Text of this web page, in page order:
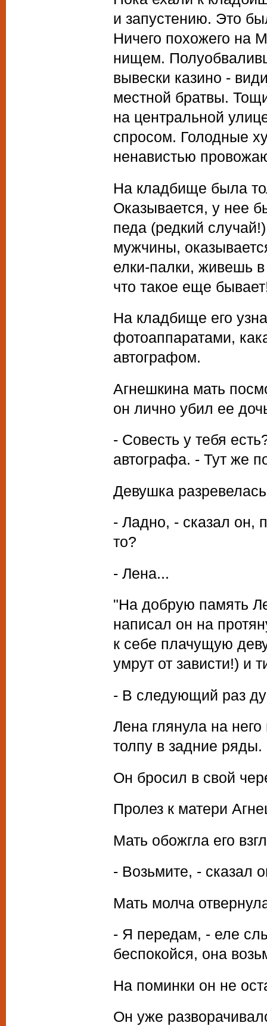
и запустению. Это
Ничего похожего на
нищем.
вывески казино -
местной братвы.
на центральной
спросом. Голодные
ненавистью
На кладбище была
Оказывается, у нее
педа (редкий
мужчины,
елки-палки, живешь
что такое еще
На кладбище его
фотоаппаратами,
автографом.
Агнешкина мать
он лично убил ее
- Совесть у тебя
автографа. - Тут же
Девушка
- Ладно, - сказал он,
то?
- Лена...
"На добрую память
написал он на
к себе плачущую
умрут от зависти!) и
- В следующий раз
Лена глянула на
толпу в задние ряды.
Он бросил в свой
Пролез к матери
Мать обожгла его
- Возьмите, - сказал
Мать молча
- Я передам, - еле
беспокойся, она
На поминки он не
Он уже